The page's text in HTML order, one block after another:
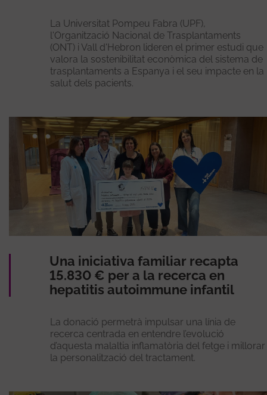
La Universitat Pompeu Fabra (UPF),
l'Organització Nacional de Trasplantaments
(ONT) i Vall d'Hebron lideren el primer estudi que
valora la sostenibilitat econòmica del sistema de
trasplantaments a Espanya i el seu impacte en la
salut dels pacients.
Una iniciativa familiar recapta
15.830 € per a la recerca en
hepatitis autoimmune infantil
La donació permetrà impulsar una línia de
recerca centrada en entendre l’evolució
d’aquesta malaltia inflamatòria del fetge i millorar
la personalització del tractament.